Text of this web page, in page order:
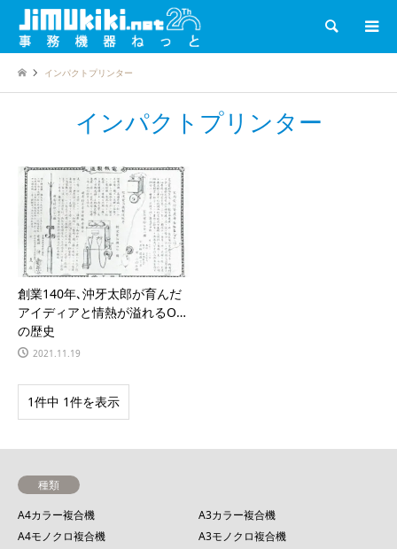
検索
インパクトプリンター
インパクトプリンター
創業140年､沖牙太郎が育んだ
アイディアと情熱が溢れるOKI
の歴史
2021.11.19
1件中 1件を表示
種類
A4カラー複合機
A3カラー複合機
A4モノクロ複合機
A3モノクロ複合機